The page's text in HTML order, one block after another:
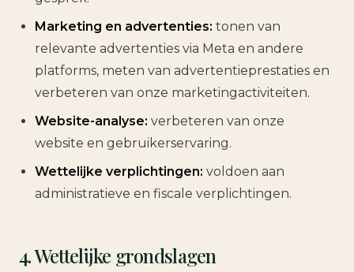
Marketing en advertenties: tonen van
relevante advertenties via Meta en andere
platforms, meten van advertentieprestaties en
verbeteren van onze marketingactiviteiten.
Website-analyse: verbeteren van onze
website en gebruikerservaring.
Wettelijke verplichtingen: voldoen aan
administratieve en fiscale verplichtingen.
4. Wettelijke grondslagen